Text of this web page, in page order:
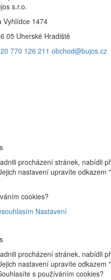
s.r.o.
Vyhlídce 1474
05 Uherské Hradiště
770 126 211 obchod@bujos.cz
procházení stránek, nabídli
nastavení upravíte
cookies?
Nastavení
procházení stránek, nabídli
nastavení upravíte
s používáním cookies?